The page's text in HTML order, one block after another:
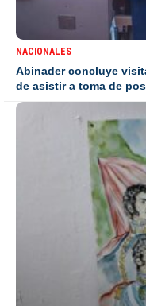
NACIONALES
Abinader concluye
de asistir a toma de